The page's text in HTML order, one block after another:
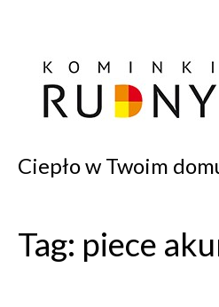
Ciepło w Twoim
Tag: piece